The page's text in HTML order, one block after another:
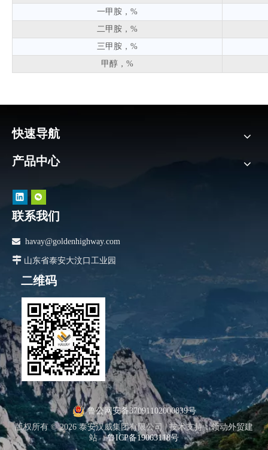
一甲胺，%
二甲胺，%
三甲胺，%
甲醇，%
快速导航
产品中心
联系我们
 havay@goldenhighway.com
 山东省泰安大汶口工业园
二维码
鲁公网安备37091102000839号
版权所有 ©2026泰安汉威集团有限公司 |技术支持：领动外贸建
站
鲁ICP备19063118号